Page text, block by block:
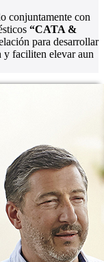
conjuntamente con
“CATA &
para desarrollar
y faciliten elevar aun